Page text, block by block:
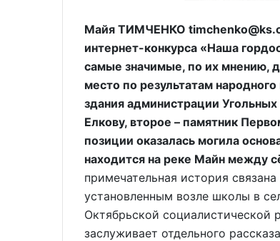
Майя ТИМЧЕНКО
интернет-конкурса «Наша
самые значимые, по их мнению,
место по результатам
здания администрации
Елкову, второе – памятник
позиции оказалась могила
находится на реке Майн между
примечательная история
установленным возле школы в
Октябрьской социалистической
заслуживает отдельного